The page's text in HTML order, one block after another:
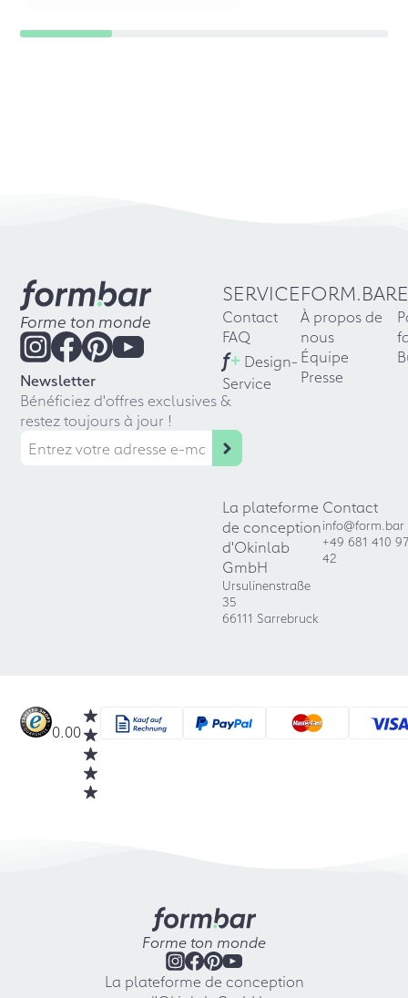
Forme ton monde
Newsletter
Bénéficiez d'offres exclusives &
restez toujours à jour !
SERVICE
Contact
FAQ
f+ Design-
Service
FORM.BAR
À propos de
nous
Équipe
Presse
La plateforme
de conception
d'Okinlab
GmbH
Ursulinenstraße
35
66111 Sarrebruck
Contact
info@form.bar
+49 681 410
42
0.00
Forme ton monde
La plateforme de conception